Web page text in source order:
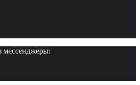
мессенджеры: